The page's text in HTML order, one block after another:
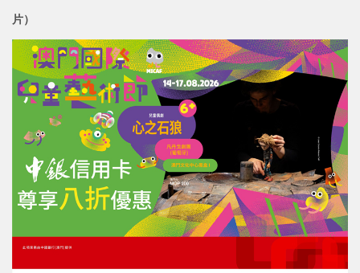
片）